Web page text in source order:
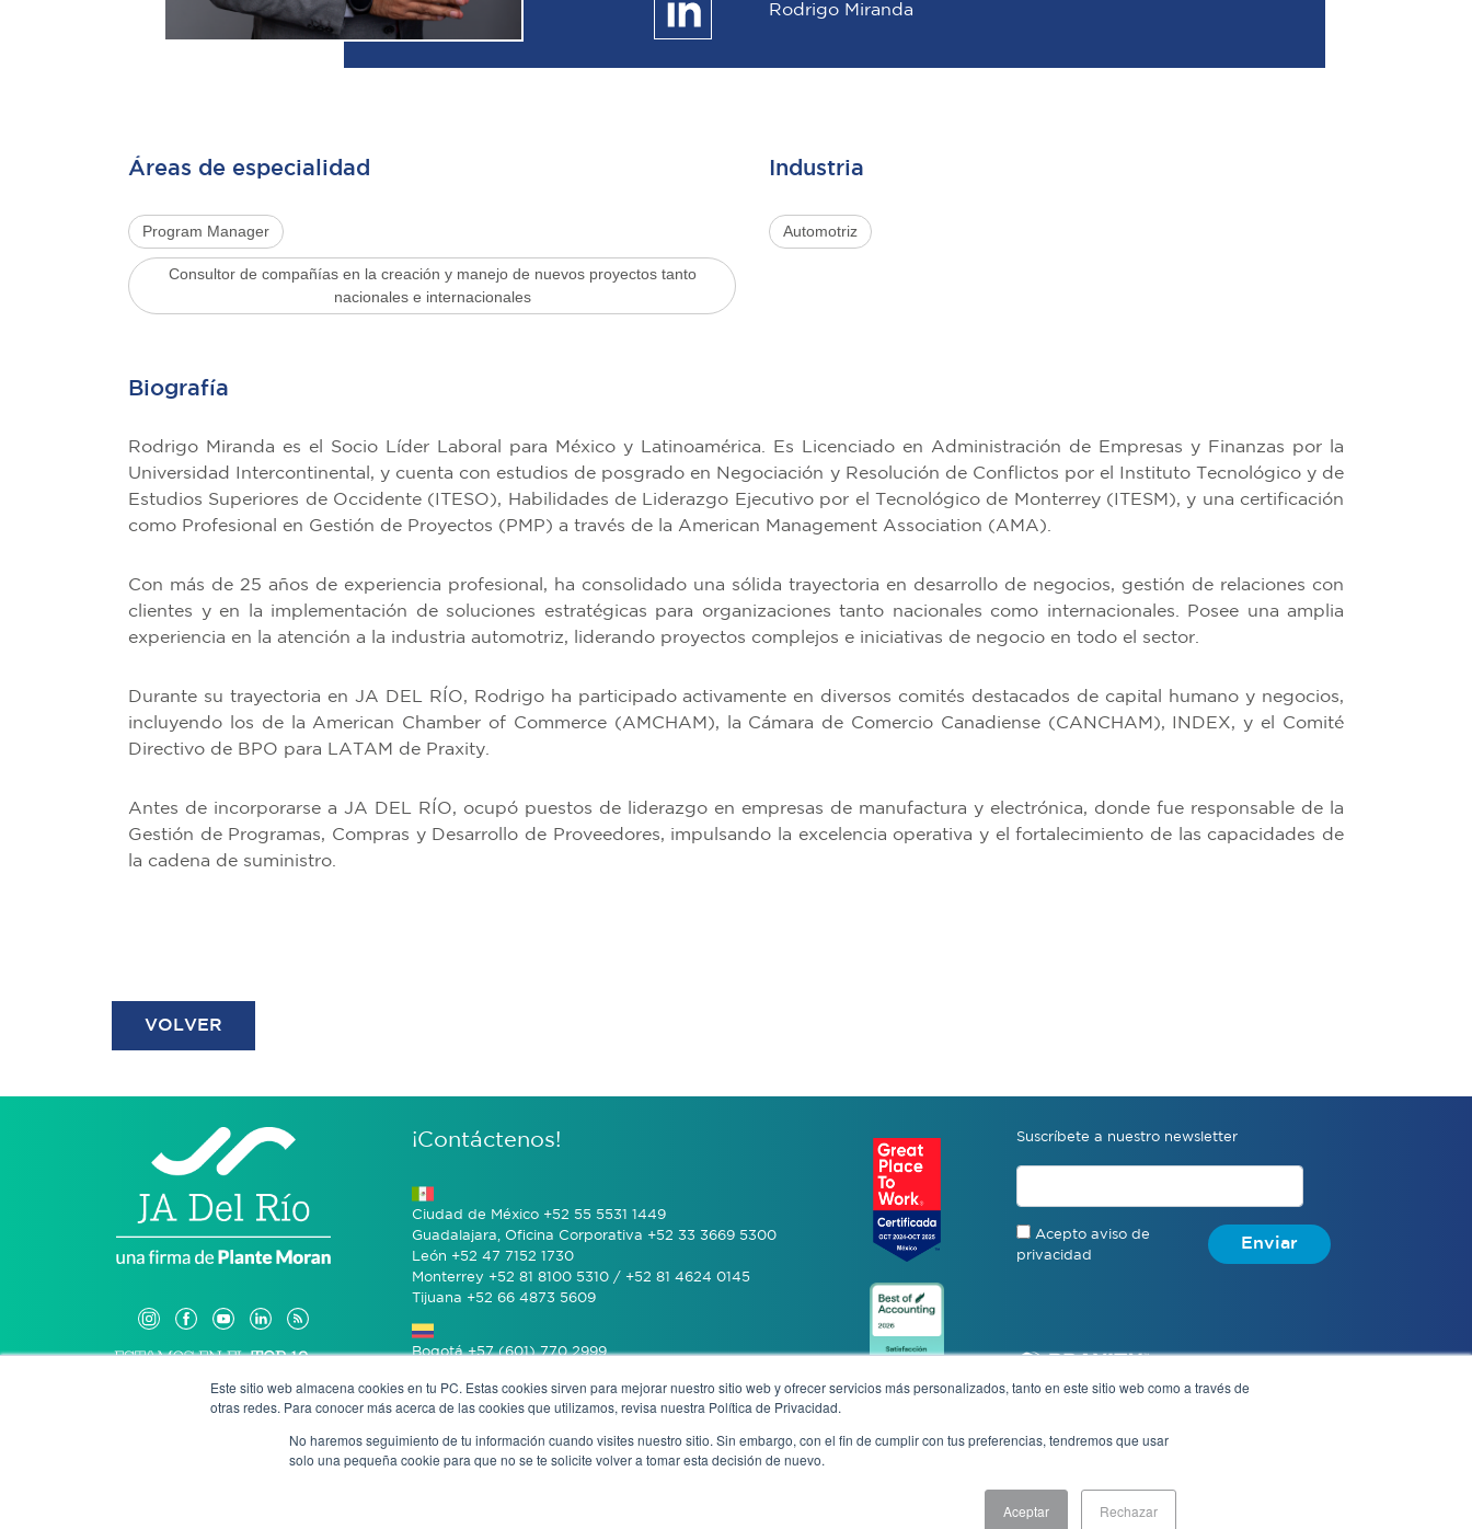
Este sitio web almacena cookies en tu PC. Estas cookies sirven para mejorar nuestro sitio web y ofrecer servicios más personalizados, tanto en este sitio web como a través de
otras redes. Para conocer más acerca de las cookies que utilizamos, revisa nuestra Política de Privacidad.
No haremos seguimiento de tu información cuando visites nuestro sitio. Sin embargo, con el fin de cumplir con tus preferencias, tendremos que usar
solo una pequeña cookie para que no se te solicite volver a tomar esta decisión de nuevo.
Aceptar Rechazar
Rodrigo Miranda
Áreas de especialidad
Program Manager
Consultor de compañías en la creación y manejo de nuevos proyectos tanto
nacionales e internacionales
Industria
Automotriz
Biografía
Rodrigo Miranda es el Socio Líder Laboral para México y Latinoamérica. Es Licenciado en Administración de Empresas y Finanzas por la
Universidad Intercontinental, y cuenta con estudios de posgrado en Negociación y Resolución de Conflictos por el Instituto Tecnológico y de
Estudios Superiores de Occidente (ITESO), Habilidades de Liderazgo Ejecutivo por el Tecnológico de Monterrey (ITESM), y una certificación
como Profesional en Gestión de Proyectos (PMP) a través de la American Management Association (AMA).
Con más de 25 años de experiencia profesional, ha consolidado una sólida trayectoria en desarrollo de negocios, gestión de relaciones con
clientes y en la implementación de soluciones estratégicas para organizaciones tanto nacionales como internacionales. Posee una amplia
experiencia en la atención a la industria automotriz, liderando proyectos complejos e iniciativas de negocio en todo el sector.
Durante su trayectoria en JA DEL RÍO, Rodrigo ha participado activamente en diversos comités destacados de capital humano y negocios,
incluyendo los de la American Chamber of Commerce (AMCHAM), la Cámara de Comercio Canadiense (CANCHAM), INDEX, y el Comité
Directivo de BPO para LATAM de Praxity.
Antes de incorporarse a JA DEL RÍO, ocupó puestos de liderazgo en empresas de manufactura y electrónica, donde fue responsable de la
Gestión de Programas, Compras y Desarrollo de Proveedores, impulsando la excelencia operativa y el fortalecimiento de las capacidades de
la cadena de suministro.
VOLVER
¡Contáctenos!
Ciudad de México +52 55 5531 1449
Guadalajara, Oficina Corporativa +52 33 3669 5300
León +52 47 7152 1730
Monterrey +52 81 8100 5310 / +52 81 4624 0145
Tijuana +52 66 4873 5609
Bogotá +57 (601) 770 2999
San José +506 4070 0742
Suscríbete a nuestro newsletter
Acepto aviso de
privacidad
Enviar
Aviso de privacidad